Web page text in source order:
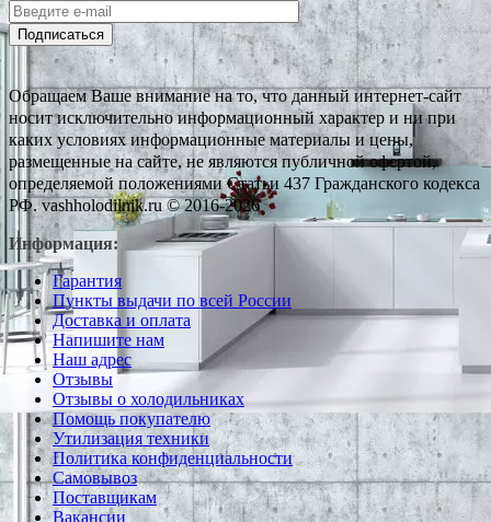
Подписаться
Обращаем Ваше внимание на то, что данный интернет-сайт
носит исключительно информационный характер и ни при
каких условиях информационные материалы и цены,
размещенные на сайте, не являются публичной офертой,
определяемой положениями Статьи 437 Гражданского кодекса
РФ. vashholodilnik.ru © 2016-2026
Информация:
Гарантия
Пункты выдачи по всей России
Доставка и оплата
Напишите нам
Наш адрес
Отзывы
Отзывы о холодильниках
Помощь покупателю
Утилизация техники
Политика конфиденциальности
Самовывоз
Поставщикам
Вакансии